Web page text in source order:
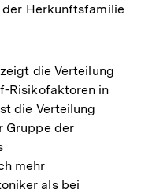
Herkunftsfamilie
die Verteilung
Risikofaktoren in
die Verteilung
Gruppe der
mehr
als bei